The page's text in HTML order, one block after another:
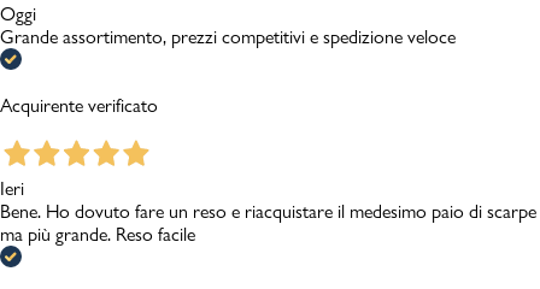
Oggi
Grande assortimento, prezzi competitivi e spedizione veloce
Acquirente verificato
Ieri
Bene. Ho dovuto fare un reso e riacquistare il medesimo paio di scarpe
ma più grande. Reso facile